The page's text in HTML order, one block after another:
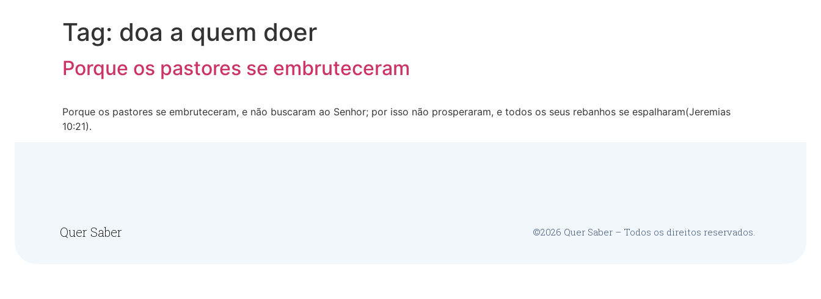
Tag: doa a quem doer
Porque os pastores se embruteceram
Porque os pastores se embruteceram, e não buscaram ao Senhor; por isso não prosperaram, e todos os seus rebanhos se espalharam(Jeremias
10:21).
Quer Saber ©2026 Quer Saber – Todos os direitos reservados.